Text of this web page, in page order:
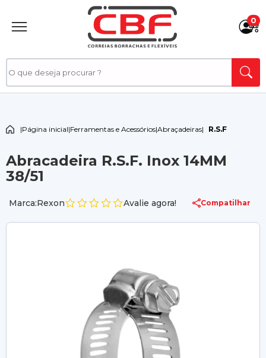
0
|Página inicial|Ferramentas e Acessórios|Abraçadeiras| R.S.F
Abracadeira R.S.F. Inox 14MM
38/51
Marca:Rexon Avalie agora! Compatilhar